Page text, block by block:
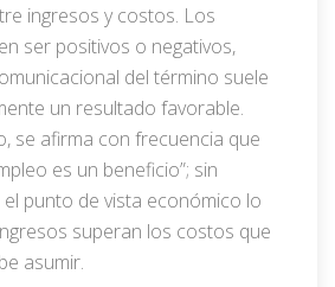
ingresos y costos. Los
ser positivos o negativos,
del término suele
un resultado favorable.
se afirma con frecuencia que
es un beneficio”; sin
punto de vista económico lo
superan los costos que
asumir.